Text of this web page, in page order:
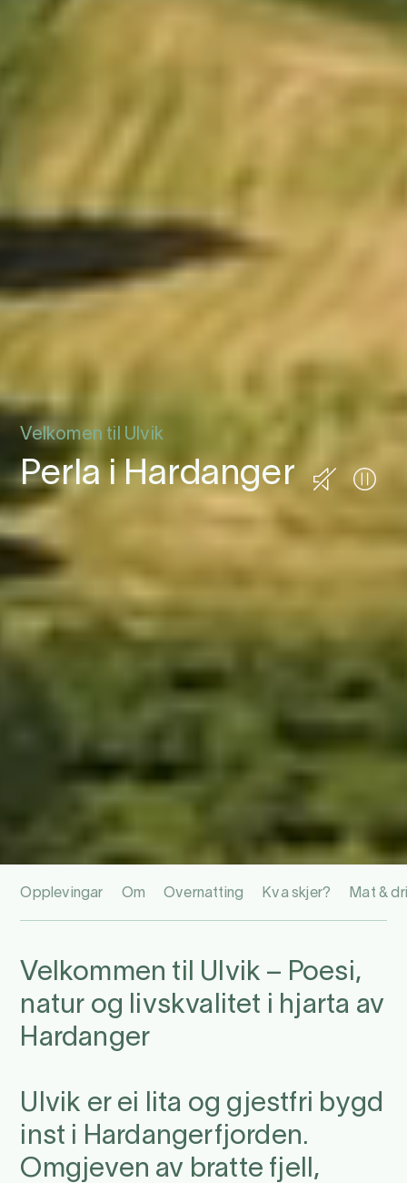
Velkomen til Ulvik
Perla i Hardanger
Opplevingar Om Overnatting Kva skjer? Mat &
Velkommen til Ulvik – Poesi,
natur og livskvalitet i hjarta av
Hardanger
Ulvik er ei lita og gjestfri bygd
inst i Hardangerfjorden.
Omgjeven av bratte fjell,